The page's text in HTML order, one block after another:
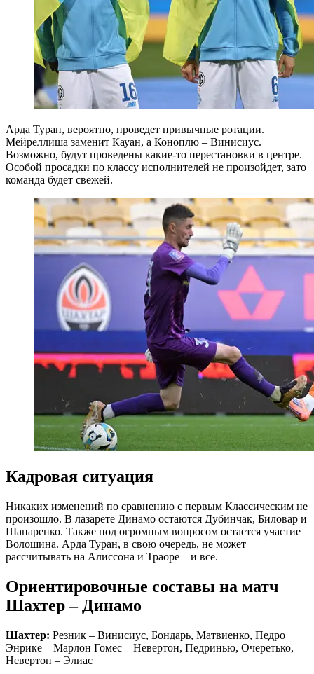
Арда Туран, вероятно, проведет привычные ротации.
Мейреллиша заменит Кауан, а Коноплю – Винисиус.
Возможно, будут проведены какие-то перестановки в центре.
Особой просадки по классу исполнителей не произойдет, зато
команда будет свежей.
Кадровая ситуация
Никаких изменений по сравнению с первым Классическим не
произошло. В лазарете Динамо остаются Дубинчак, Биловар и
Шапаренко. Также под огромным вопросом остается участие
Волошина. Арда Туран, в свою очередь, не может
рассчитывать на Алиссона и Траоре – и все.
Ориентировочные составы на матч
Шахтер – Динамо
Шахтер: Резник – Винисиус, Бондарь, Матвиенко, Педро
Энрике – Марлон Гомес – Невертон, Педринью, Очеретько,
Невертон – Элиас